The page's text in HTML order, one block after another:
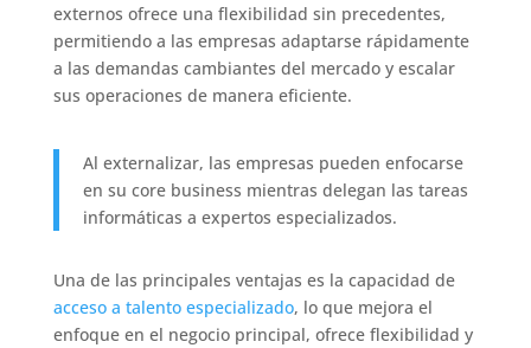
externos ofrece una flexibilidad sin precedentes,
permitiendo a las empresas adaptarse rápidamente
a las demandas cambiantes del mercado y escalar
sus operaciones de manera eficiente.
Al externalizar, las empresas pueden enfocarse
en su core business mientras delegan las tareas
informáticas a expertos especializados.
Una de las principales ventajas es la capacidad de
acceso a talento especializado, lo que mejora el
enfoque en el negocio principal, ofrece flexibilidad y